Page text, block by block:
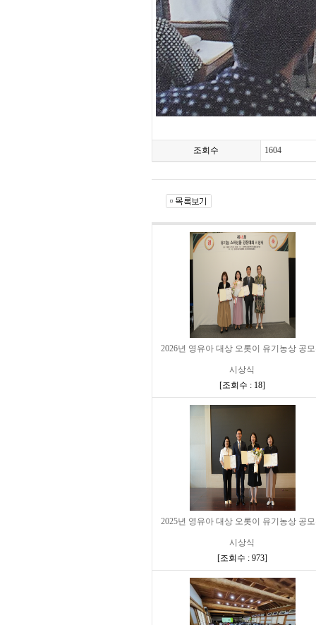
조회수 1604
2026년 영유아 대상 오롯이 유기농상 공
시상식
[조회수 : 18]
2025년 영유아 대상 오롯이 유기농상 공
시상식
[조회수 : 973]